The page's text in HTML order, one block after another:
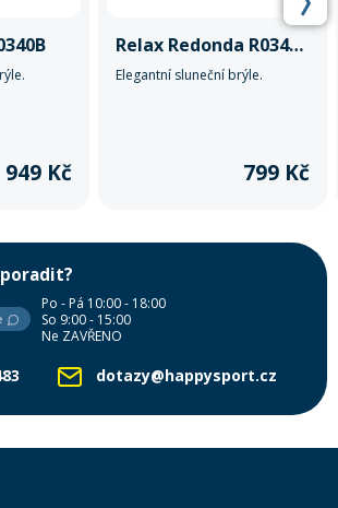
949 Kč
Relax Redonda R0348C
Elegantní sluneční brýle.
799 Kč
Po - Pá 10:00 - 18:00
So 9:00 - 15:00
Ne ZAVŘENO
dotazy@happysport.cz